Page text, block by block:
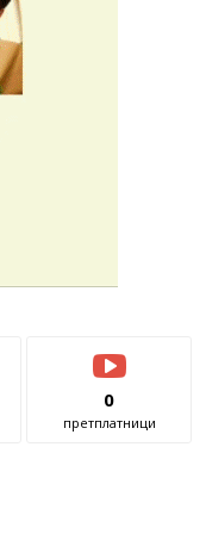
0
претплатници